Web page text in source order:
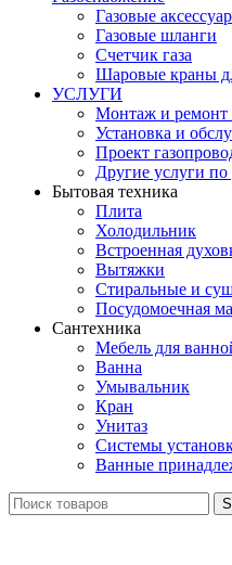
Газовые
Газовые шланги
Счетчик газа
Шаровые краны
УСЛУГИ
Монтаж и ремонт
Установка и
Проект
Другие услуги по
Бытовая техника
Плита
Холодильник
Встроенная
Вытяжки
Стиральные и
Посудомоечная
Сантехника
Мебель для
Ванна
Умывальник
Кран
Унитаз
Системы
Ванные